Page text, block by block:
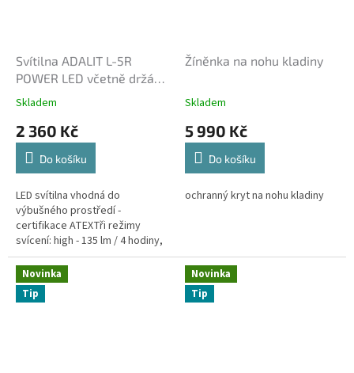
Svítilna ADALIT L-5R
POWER LED včetně držáku
na přilbu Gallet
Skladem
2 360 Kč
Do košíku
LED svítilna vhodná do
výbušného prostředí -
certifikace ATEXTři režimy
svícení: high - 135 lm / 4 hodiny,
medium 75 lm / 8 hodin, blikáni /
30 hSvítíilna je vybavena...
Žíněnka na nohu kladiny
Skladem
5 990 Kč
Do košíku
ochranný kryt na nohu kladiny
Novinka
Tip
Novinka
Tip